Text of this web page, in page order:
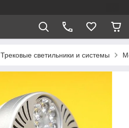
Трековые светильники и системы